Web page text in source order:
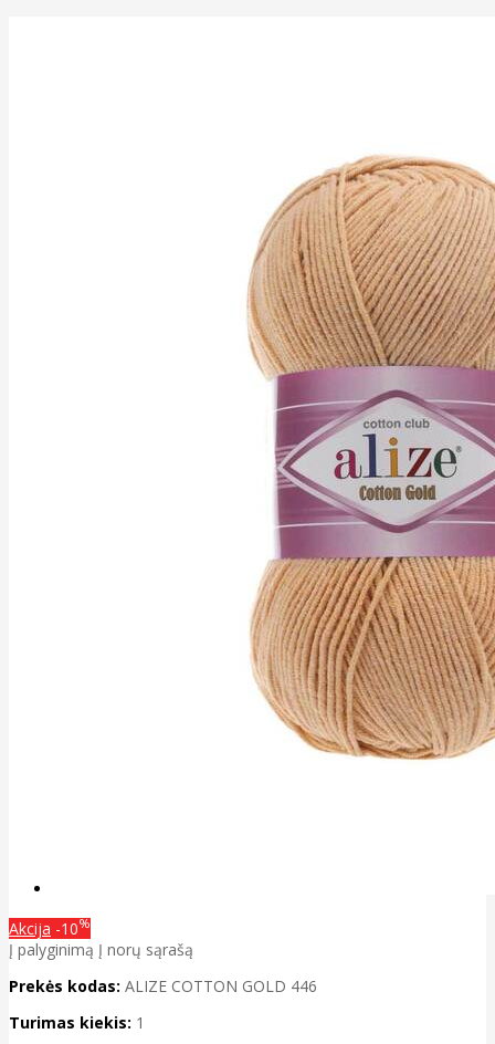
Akcija -10%
Į palyginimą Į norų sąrašą
Prekės kodas: ALIZE COTTON GOLD 446
Turimas kiekis: 1